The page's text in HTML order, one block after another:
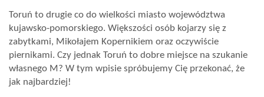
Wirtualne
Wizyty
Toruń to drugie co do wielkości miasto województwa
kujawsko-pomorskiego. Większości osób kojarzy się z
zabytkami, Mikołajem Kopernikiem oraz oczywiście
piernikami. Czy jednak Toruń to dobre miejsce na szukanie
własnego M? W tym wpisie spróbujemy Cię przekonać, że
jak najbardziej!